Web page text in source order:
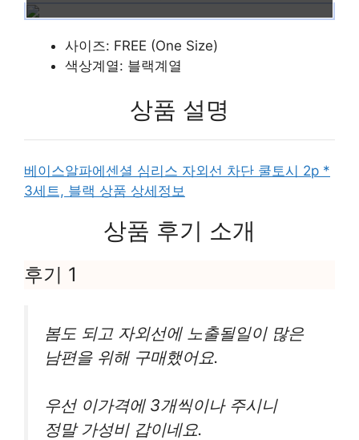
사이즈: FREE (One Size)
색상계열: 블랙계열
상품 설명
베이스알파에센셜 심리스 자외선 차단 쿨토시 2p *
3세트, 블랙 상품 상세정보
상품 후기 소개
후기 1
봄도 되고 자외선에 노출될일이 많은
남편을 위해 구매했어요.
우선 이가격에 3개씩이나 주시니
정말 가성비 갑이네요.